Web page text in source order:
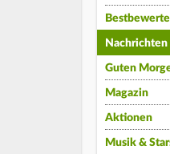
Nachrichten
Guten
Magazin
Aktionen
Musik &